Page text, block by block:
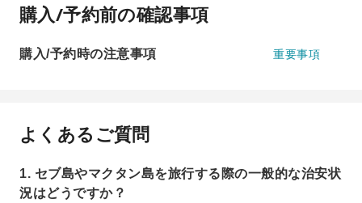
購入/予約前の確認事項
購入/予約時の注意事項 重要事項
よくあるご質問
1. セブ島やマクタン島を旅行する際の一般的な治安状
況はどうですか？